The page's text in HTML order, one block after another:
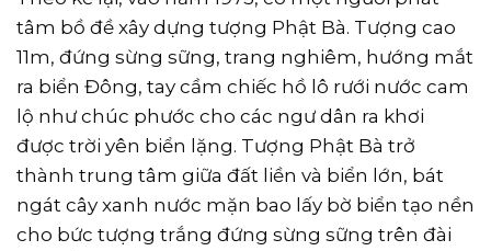
tâm bồ đề xây dựng tượng Phật Bà. Tượng cao
11m, đứng sừng sững, trang nghiêm, hướng mắt
ra biển Đông, tay cầm chiếc hồ lô rưới nước cam
lộ như chúc phước cho các ngư dân ra khơi
được trời yên biển lặng. Tượng Phật Bà trở
thành trung tâm giữa đất liền và biển lớn, bát
ngát cây xanh nước mặn bao lấy bờ biển tạo nền
cho bức tượng trắng đứng sừng sững trên đài